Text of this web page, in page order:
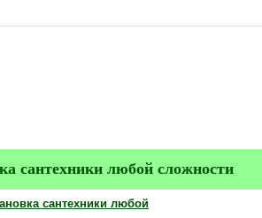
сантехники любой сложности
сантехники любой